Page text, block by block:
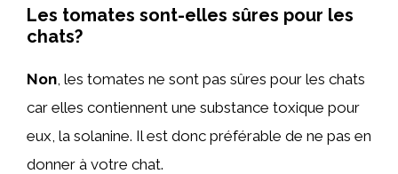
Les tomates sont-elles sûres pour les
chats?
Non , les tomates ne sont pas sûres pour les chats
car elles contiennent une substance toxique pour
eux, la solanine. Il est donc préférable de ne pas en
donner à votre chat.